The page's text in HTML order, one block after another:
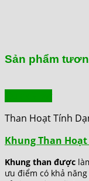
Sản phẩm
Than Hoạt Tính
Khung Than
Khung than được
ưu điểm có khả